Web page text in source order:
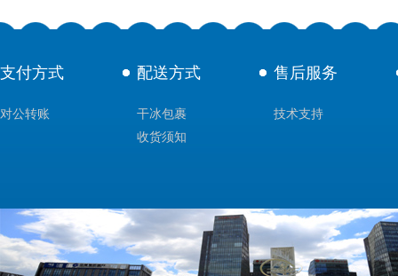
支付方式
对公转账
配送方式
干冰包裹
收货须知
售后服务
技术支持